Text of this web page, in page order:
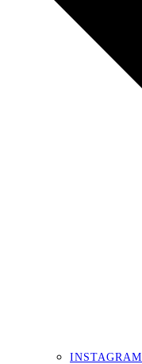
INSTAGRAM